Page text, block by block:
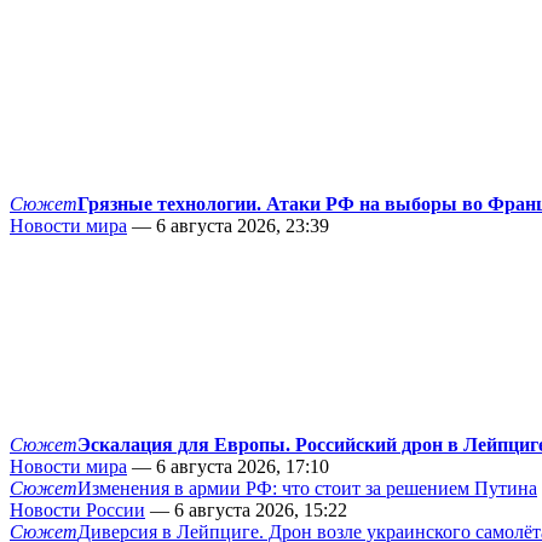
СюжетГрязные технологии. Атаки РФ на выборы во
Новости мира — 6 августа 2026, 23:39
СюжетЭскалация для Европы. Российский дрон в
Новости мира — 6 августа 2026, 17:10
СюжетИзменения в армии РФ: что стоит за решением Путина
Новости России — 6 августа 2026, 15:22
СюжетДиверсия в Лейпциге. Дрон возле украинского